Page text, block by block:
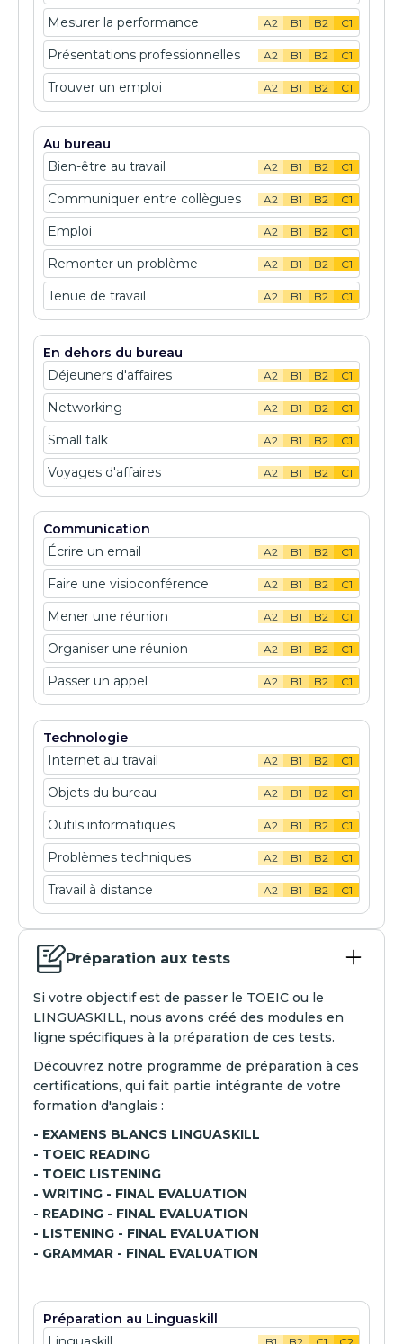
Mesurer la performance A2 B1 B2 C1
Présentations professionnelles A2 B1 B2 C1
Trouver un emploi A2 B1 B2 C1
Au bureau
Bien-être au travail
A2 B1 B2 C1
Communiquer entre collègues A2 B1 B2 C1
Emploi A2 B1 B2 C1
Remonter un problème A2 B1 B2 C1
Tenue de travail A2 B1 B2 C1
En dehors du bureau
Déjeuners d'affaires
A2 B1 B2 C1
Networking A2 B1 B2 C1
Small talk A2 B1 B2 C1
Voyages d'affaires A2 B1 B2 C1
Communication
Écrire un email
A2 B1 B2 C1
Faire une visioconférence A2 B1 B2 C1
Mener une réunion A2 B1 B2 C1
Organiser une réunion A2 B1 B2 C1
Passer un appel A2 B1 B2 C1
Technologie
Internet au travail
A2 B1 B2 C1
Objets du bureau A2 B1 B2 C1
Outils informatiques A2 B1 B2 C1
Problèmes techniques A2 B1 B2 C1
Travail à distance A2 B1 B2 C1
Préparation aux tests
Si votre objectif est de passer le TOEIC ou le
LINGUASKILL, nous avons créé des modules en
ligne spécifiques à la préparation de ces tests.
Découvrez notre programme de préparation à ces
certifications, qui fait partie intégrante de votre
formation d'anglais :
- EXAMENS BLANCS LINGUASKILL
- TOEIC READING
- TOEIC LISTENING
- WRITING - FINAL EVALUATION
- READING - FINAL EVALUATION
- LISTENING - FINAL EVALUATION
- GRAMMAR - FINAL EVALUATION
Préparation au Linguaskill